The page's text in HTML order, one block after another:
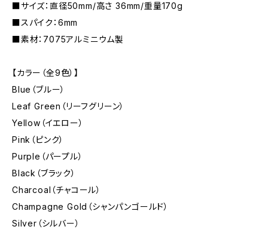
■サイズ：直径50mm/高さ 36mm/重量170g
■スパイク：6mm
■素材：7075アルミニウム製
【カラー（全9色）】
Blue（ブルー）
Leaf Green（リーフグリーン）
Yellow（イエロー）
Pink（ピンク）
Purple（パープル）
Black（ブラック）
Charcoal（チャコール）
Champagne Gold（シャンパンゴールド）
Silver（シルバー）